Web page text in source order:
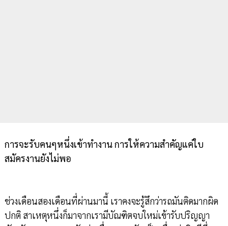
การจะรับคนๆหนึ่งเข้าทำงาน การให้ความสำคัญแค่ใบ
สมัครงานยังไม่พอ
ช่วงเดือนสองเดือนที่ผ่านมานี้ เราคงจะรู้สึกว่ารถมันติดมากผิด
ปกติ สาเหตุหนึ่งก็มาจากเรามีบัณฑิตจบใหม่เข้ารับปริญญา